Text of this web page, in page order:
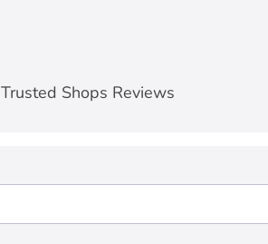
Trusted Shops Reviews